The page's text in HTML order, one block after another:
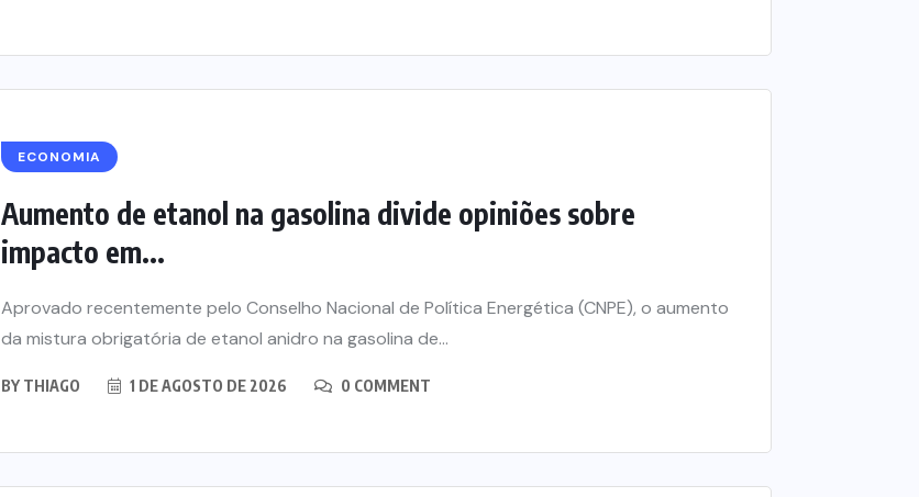
ECONOMIA
Aumento de etanol na gasolina divide opiniões sobre
impacto em...
Aprovado recentemente pelo Conselho Nacional de Política Energética (CNPE), o aumento
da mistura obrigatória de etanol anidro na gasolina de...
BY THIAGO 1 DE AGOSTO DE 2026 0 COMMENT